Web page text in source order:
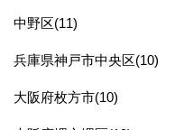
中野区(11)
兵庫県神戸市中央区(10)
大阪府枚方市(10)